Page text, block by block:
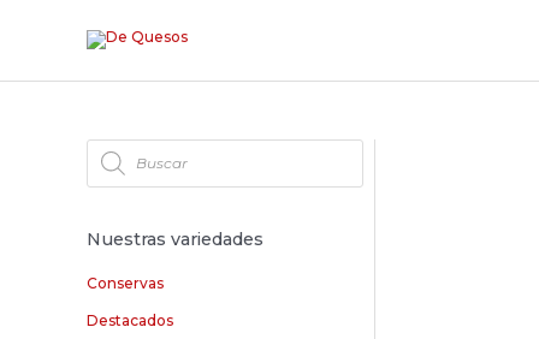
B
q
d
a
e
p
o
Nuestras variedades
Conservas
Destacados